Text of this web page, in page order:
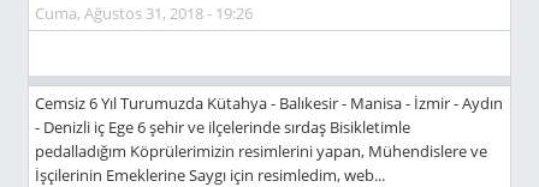
Cuma, Ağustos 31, 2018 - 19:26
Cemsiz 6 Yıl Turumuzda Kütahya - Balıkesir - Manisa - İzmir - Aydın
- Denizli iç Ege 6 şehir ve ilçelerinde sırdaş Bisikletimle
pedalladığım Köprülerimizin resimlerini yapan, Mühendislere ve
İşçilerinin Emeklerine Saygı için resimledim, web...